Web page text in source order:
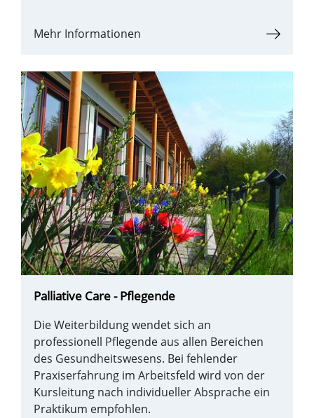
Mehr Informationen
Palliative Care - Pflegende
Die Weiterbildung wendet sich an
professionell Pflegende aus allen Bereichen
des Gesundheitswesens. Bei fehlender
Praxiserfahrung im Arbeitsfeld wird von der
Kursleitung nach individueller Absprache ein
Praktikum empfohlen.